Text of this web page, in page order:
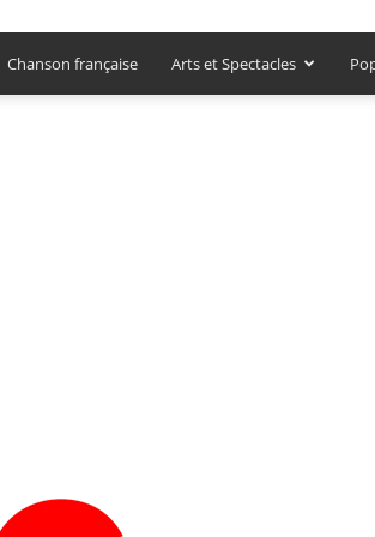
Chanson française Arts et Spectacles